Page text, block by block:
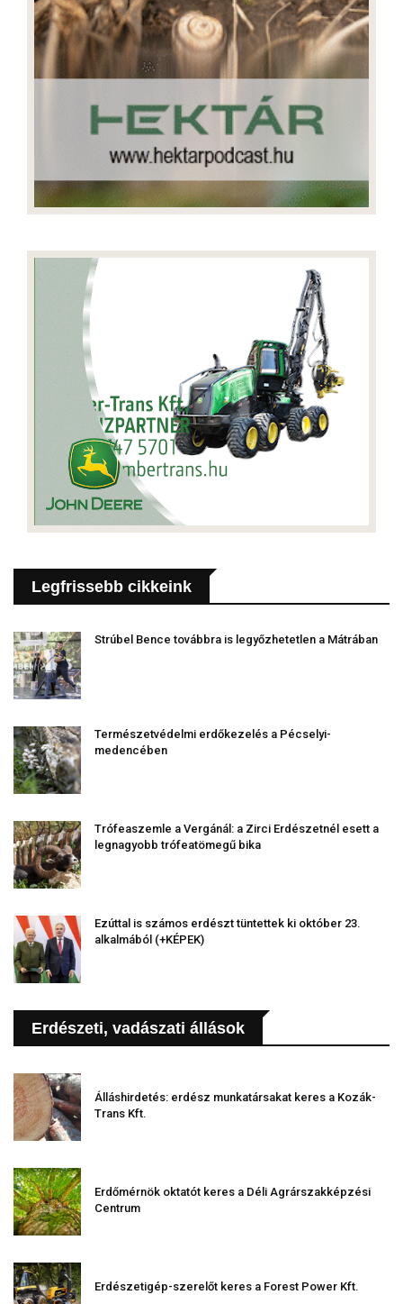
Legfrissebb cikkeink
Strúbel Bence továbbra is legyőzhetetlen a Mátrában
Természetvédelmi erdőkezelés a Pécselyi-
medencében
Trófeaszemle a Vergánál: a Zirci Erdészetnél esett a
legnagyobb trófeatömegű bika
Ezúttal is számos erdészt tüntettek ki október 23.
alkalmából (+KÉPEK)
Erdészeti, vadászati állások
Álláshirdetés: erdész munkatársakat keres a Kozák-
Trans Kft.
Erdőmérnök oktatót keres a Déli Agrárszakképzési
Centrum
Erdészetigép-szerelőt keres a Forest Power Kft.